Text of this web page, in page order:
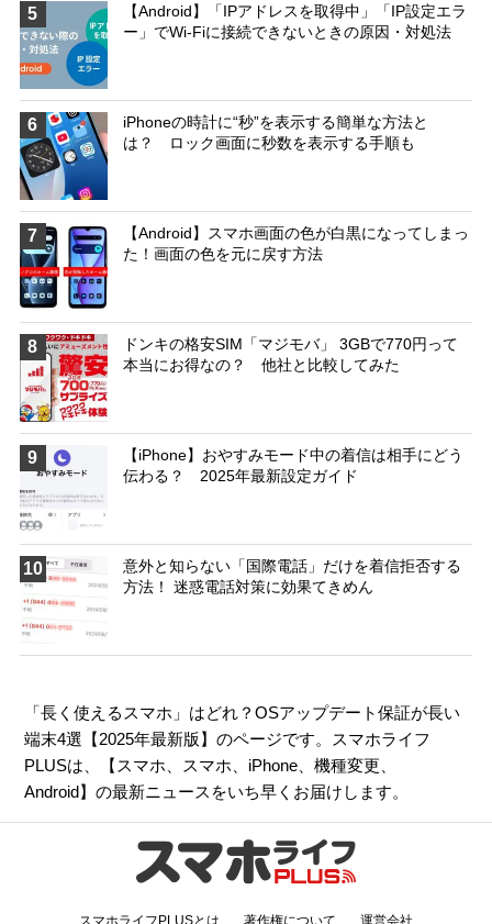
5
【Android】「IPアドレスを取得中」「IP設定エラ
ー」でWi-Fiに接続できないときの原因・対処法
6
iPhoneの時計に“秒”を表示する簡単な方法と
は？ ロック画面に秒数を表示する手順も
7
【Android】スマホ画面の色が白黒になってしまっ
た！画面の色を元に戻す方法
8
ドンキの格安SIM「マジモバ」 3GBで770円って
本当にお得なの？ 他社と比較してみた
9
【iPhone】おやすみモード中の着信は相手にどう
伝わる？ 2025年最新設定ガイド
10
意外と知らない「国際電話」だけを着信拒否する
方法！ 迷惑電話対策に効果てきめん
「長く使えるスマホ」はどれ？OSアップデート保証が長い
端末4選【2025年最新版】のページです。スマホライフ
PLUSは、【 スマホ スマホ iPhone 、機種変更
Android】の最新ニュースをいち早くお届けします。